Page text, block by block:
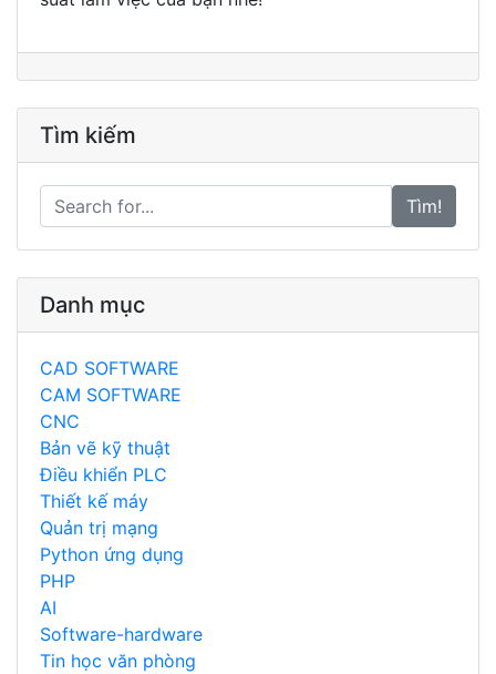
Tìm kiếm
Tìm!
Danh mục
CAD SOFTWARE
CAM SOFTWARE
CNC
Bản vẽ kỹ thuật
Điều khiển PLC
Thiết kế máy
Quản trị mạng
Python ứng dụng
PHP
AI
Software-hardware
Tin học văn phòng